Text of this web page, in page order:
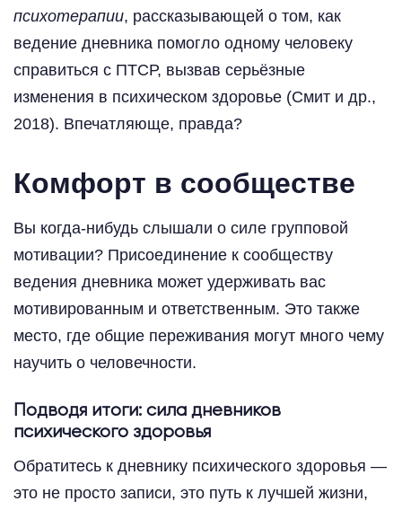
психотерапии, рассказывающей о том, как
ведение дневника помогло одному человеку
справиться с ПТСР, вызвав серьёзные
изменения в психическом здоровье (Смит и др.,
2018). Впечатляюще, правда?
Комфорт в сообществе
Вы когда-нибудь слышали о силе групповой
мотивации? Присоединение к сообществу
ведения дневника может удерживать вас
мотивированным и ответственным. Это также
место, где общие переживания могут много чему
научить о человечности.
Подводя итоги: сила дневников
психического здоровья
Обратитесь к дневнику психического здоровья —
это не просто записи, это путь к лучшей жизни,